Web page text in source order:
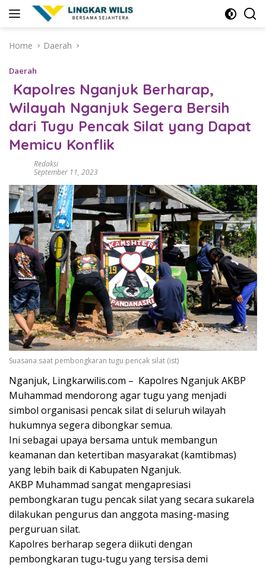
Home
Daerah
Daerah
Kapolres Nganjuk Berharap,
Wilayah Nganjuk Segera Bersih
dari Tugu Pencak Silat yang Dapat
Memicu Konflik
Redaksi
September 11, 2023
Suasana saat pembongkaran tugu pencak silat (ist)
Nganjuk, Lingkarwilis.com – Kapolres Nganjuk AKBP
Muhammad mendorong agar tugu yang menjadi
simbol organisasi pencak silat di seluruh wilayah
hukumnya segera dibongkar semua.
Ini sebagai upaya bersama untuk membangun
keamanan dan ketertiban masyarakat (kamtibmas)
yang lebih baik di Kabupaten Nganjuk.
AKBP Muhammad sangat mengapresiasi
pembongkaran tugu pencak silat yang secara sukarela
dilakukan pengurus dan anggota masing-masing
perguruan silat.
Kapolres berharap segera diikuti dengan
pembongkaran tugu-tugu yang tersisa demi